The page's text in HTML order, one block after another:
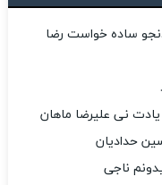
ساده خواست رضا
نی علیرضا ماهان
حدادیان
ناجی